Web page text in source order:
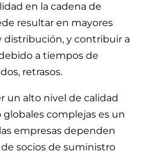
en la cadena de
resultar en mayores
distribución, y contribuir a
a tiempos de
retrasos.
un alto nivel de calidad
complejas es un
empresas dependen
socios de suministro